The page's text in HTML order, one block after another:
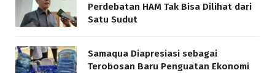
Perdebatan HAM Tak Bisa Dilihat dari
Satu Sudut
Samaqua Diapresiasi sebagai
Terobosan Baru Penguatan Ekonomi